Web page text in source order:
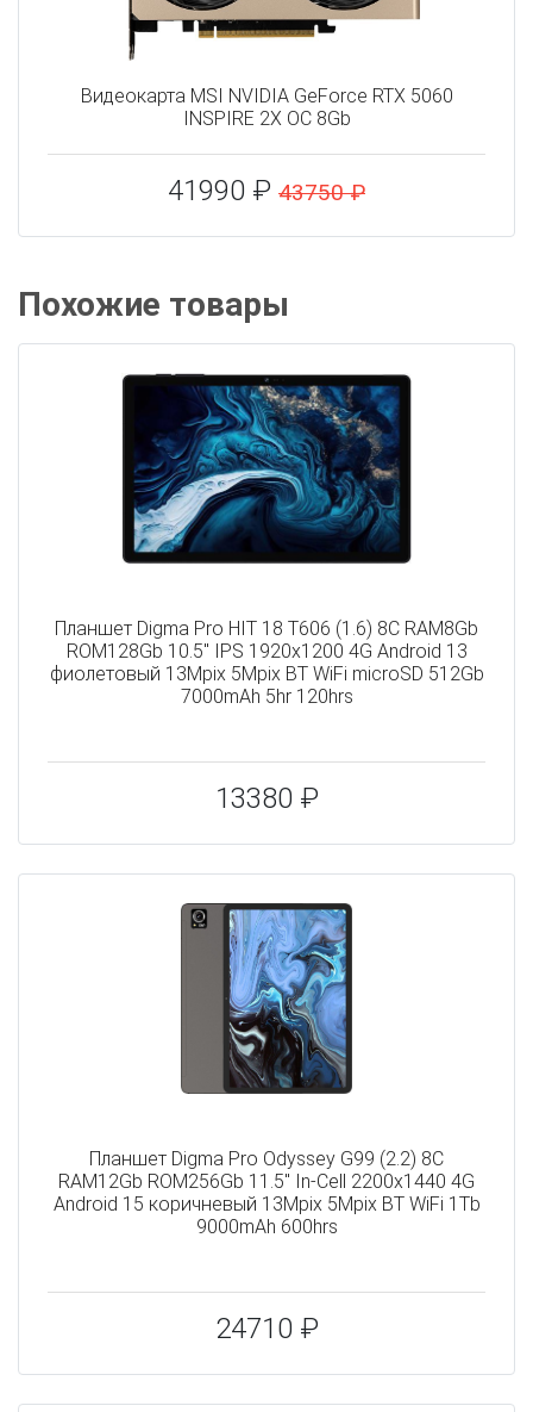
Видеокарта MSI NVIDIA GeForce RTX 5060
INSPIRE 2X OC 8Gb
41990 ₽ 43750 ₽
Похожие товары
Планшет Digma Pro HIT 18 T606 (1.6) 8C RAM8Gb
ROM128Gb 10.5" IPS 1920x1200 4G Android 13
фиолетовый 13Mpix 5Mpix BT WiFi microSD 512Gb
7000mAh 5hr 120hrs
13380 ₽
Планшет Digma Pro Odyssey G99 (2.2) 8C
RAM12Gb ROM256Gb 11.5" In-Cell 2200x1440 4G
Android 15 коричневый 13Mpix 5Mpix BT WiFi 1Tb
9000mAh 600hrs
24710 ₽